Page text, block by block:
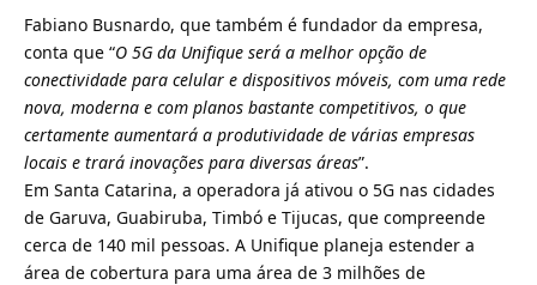
Fabiano Busnardo, que também é fundador da empresa,
conta que “O 5G da Unifique será a melhor opção de
conectividade para celular e dispositivos móveis, com uma rede
nova, moderna e com planos bastante competitivos, o que
certamente aumentará a produtividade de várias empresas
locais e trará inovações para diversas áreas”.
Em Santa Catarina, a operadora já ativou o 5G nas cidades
de Garuva, Guabiruba, Timbó e Tijucas, que compreende
cerca de 140 mil pessoas. A Unifique planeja estender a
área de cobertura para uma área de 3 milhões de